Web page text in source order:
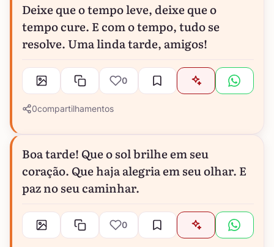
Deixe que o tempo leve, deixe que o
tempo cure. E com o tempo, tudo se
resolve. Uma linda tarde, amigos!
0
0compartilhamentos
Boa tarde! Que o sol brilhe em seu
coração. Que haja alegria em seu olhar. E
paz no seu caminhar.
0